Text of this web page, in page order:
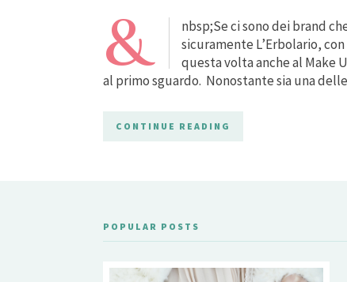
&
nbsp;Se ci sono dei brand
sicuramente L’Erbolario,
questa volta anche al Make
al primo sguardo. Nonostante sia una
CONTINUE READING
POPULAR POSTS